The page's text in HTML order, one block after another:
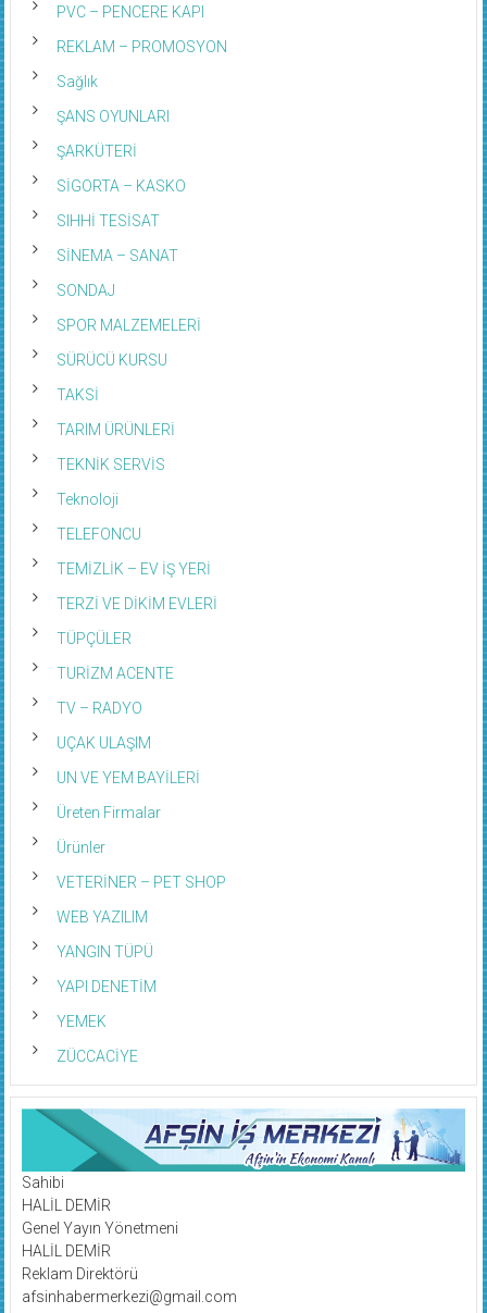
PVC – PENCERE KAPI
REKLAM – PROMOSYON
Sağlık
ŞANS OYUNLARI
ŞARKÜTERİ
SİGORTA – KASKO
SIHHİ TESİSAT
SİNEMA – SANAT
SONDAJ
SPOR MALZEMELERİ
SÜRÜCÜ KURSU
TAKSİ
TARIM ÜRÜNLERİ
TEKNİK SERVİS
Teknoloji
TELEFONCU
TEMİZLİK – EV İŞ YERİ
TERZİ VE DİKİM EVLERİ
TÜPÇÜLER
TURİZM ACENTE
TV – RADYO
UÇAK ULAŞIM
UN VE YEM BAYİLERİ
Üreten Firmalar
Ürünler
VETERİNER – PET SHOP
WEB YAZILIM
YANGIN TÜPÜ
YAPI DENETİM
YEMEK
ZÜCCACİYE
Sahibi
HALİL DEMİR
Genel Yayın Yönetmeni
HALİL DEMİR
Reklam Direktörü
afsinhabermerkezi@gmail.com